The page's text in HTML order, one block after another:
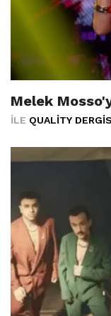
Melek
İLE QUALITY